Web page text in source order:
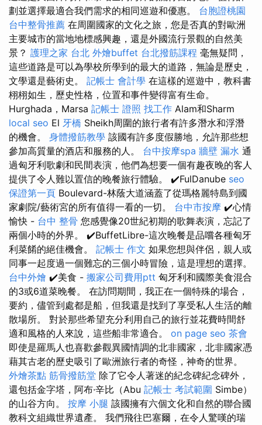
劃並選擇最適合我們需求的相同巡遊和優惠。 台胞證桃園
台中整骨推薦 在周圍國家的文化之旅，您是否真的對歐洲
主要城市的當地地標感興趣，還是外國流行景觀的自然美
景？ 護理之家 台北 外燴buffet 台北撥筋課程 毫無疑問，
這些道路是可以為學校所學到的最大的道路，無論是歷史，
文學還是藝術史。 記帳士 會計學 在這樣的巡遊中，教科書
栩栩如生，歷史性格，位置和事件變得富有生命。
Hurghada，Marsa 記帳士 證照 找工作 Alam和Sharm
local seo El 牙橋 Sheikh周圍的旅行者有許多潛水和浮潛
的機會。 身體撥筋教學 該國有許多度假勝地，允許那些想
參加高質量的酒店和服務的人。 台中按摩spa 牆壁 漏水 通
過匈牙利歌劇和民間表演，他們為想要一個有趣夜晚的客人
提供了令人難以置信的晚餐旅行體驗。 ✔️FulDanube seo
保證第一頁 Boulevard-林蔭大道涵蓋了從瑪格麗特島到國
家劇院/藝術宮的所有值得一看的一切。 台中市按摩 ✔️心情
愉快 - 台中 整骨 您感覺像20世紀初期的歌舞表演，忘記了
兩個小時的外界。 ✔️BuffetLibre-這次晚餐是品嚐各種匈牙
利菜餚的絕佳機會。 記帳士 作文 如果您想與伴侶，親人或
同事一起度過一個難忘的三個小時冒險，這是理想的選擇。
台中外燴 ✔️美食 - 搬家公司費用ptt 匈牙利和國際美食混合
的3或6道菜晚餐。 在訪問期間，我正在一個特殊的場合，
要約，儘管到處都是船，但我還是找到了享受私人生活的離
散場所。 對於那些希望充分利用自己的旅行並花費時間舒
適和風格的人來說，這些船非常適合。 on page seo 茶會
即使是羅馬人也喜歡參觀異國情調的北非國家，北非國家憑
藉其古老的歷史吸引了歐洲旅行者的奇怪，神奇的世界。
外燴茶點 筋骨撥筋堂 除了它令人著迷的紀念碑紀念碑外，
還包括金字塔，阿布·辛比（Abu 記帳士 考試範圍 Simbe）
的山谷方向。 按摩 小腿 該國擁有六個文化和自然的聯合國
教科文組織世界遺產。 我們飛往巴塞爾，在令人驚嘆的瑞